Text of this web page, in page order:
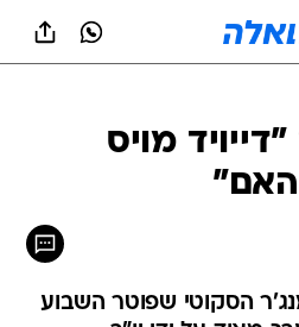
מויס
הסקוטי שפוטר השבוע